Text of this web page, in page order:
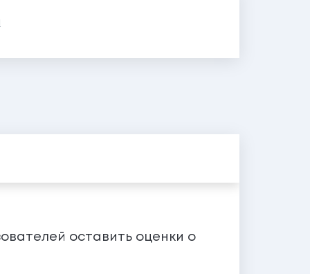
оставить оценки о